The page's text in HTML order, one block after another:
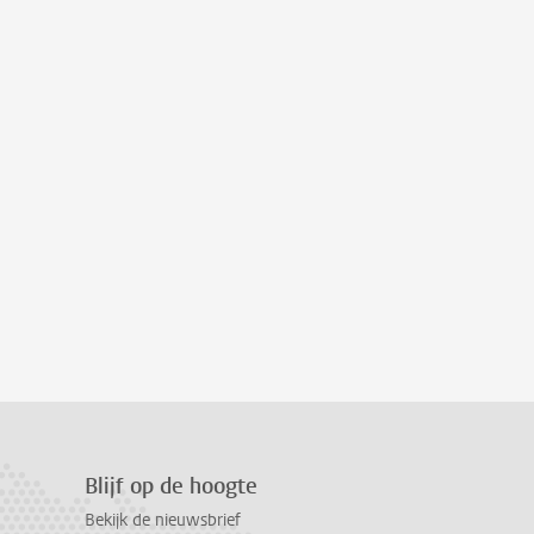
Blijf op de hoogte
Bekijk de nieuwsbrief